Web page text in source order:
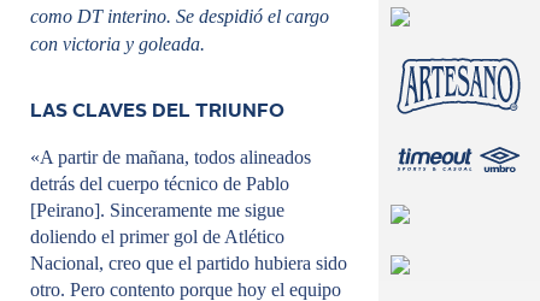
como DT interino. Se despidió el cargo
con victoria y goleada.
LAS CLAVES DEL TRIUNFO
«A partir de mañana, todos alineados
detrás del cuerpo técnico de Pablo
[Peirano]. Sinceramente me sigue
doliendo el primer gol de Atlético
Nacional, creo que el partido hubiera sido
otro. Pero contento porque hoy el equipo